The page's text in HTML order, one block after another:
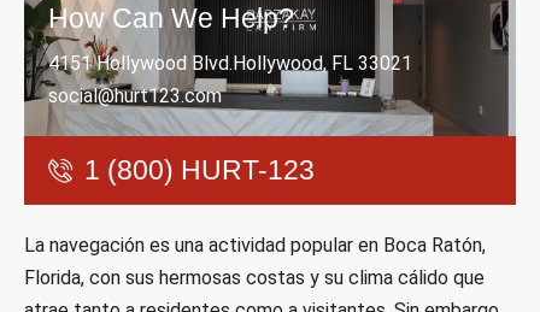
How Can We Help?
4151 Hollywood Blvd.Hollywood, FL 33021
social@hurt123.com
1 (800) HURT-123
La navegación es una actividad popular en Boca Ratón,
Florida, con sus hermosas costas y su clima cálido que